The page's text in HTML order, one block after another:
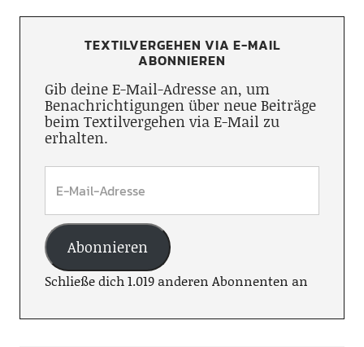
TEXTILVERGEHEN VIA E-MAIL
ABONNIEREN
Gib deine E-Mail-Adresse an, um
Benachrichtigungen über neue Beiträge
beim Textilvergehen via E-Mail zu
erhalten.
Abonnieren
Schließe dich 1.019 anderen Abonnenten an